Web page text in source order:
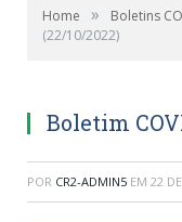
Home » Boletins
(22/10/2022)
Boletim
POR CR2-ADMIN5 EM 22